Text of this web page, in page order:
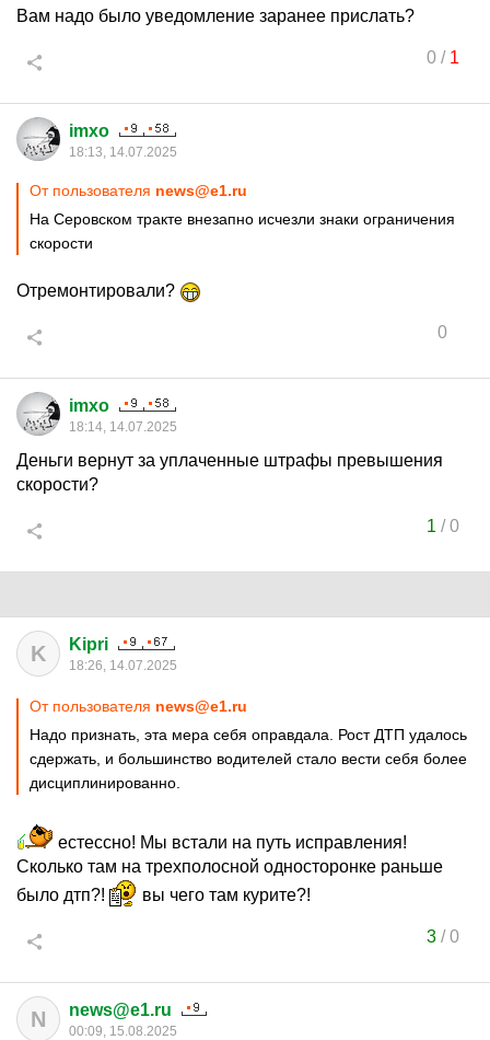
Вам надо было уведомление заранее прислать?
0/ 1
imxo
18:13, 14.07.2025
От пользователя news@e1.ru
На Серовском тракте внезапно исчезли знаки ограничения
скорости
Отремонтировали?
0
imxo
18:14, 14.07.2025
Деньги вернут за уплаченные штрафы превышения
скорости?
1 /0
K Kipri
18:26, 14.07.2025
От пользователя news@e1.ru
Надо признать, эта мера себя оправдала. Рост ДТП удалось
сдержать, и большинство водителей стало вести себя более
дисциплинированно.
естессно! Мы встали на путь исправления!
Сколько там на трехполосной односторонке раньше
было дтп?!
вы чего там курите?!
3/0
N news@e1.ru
00:09, 15.08.2025